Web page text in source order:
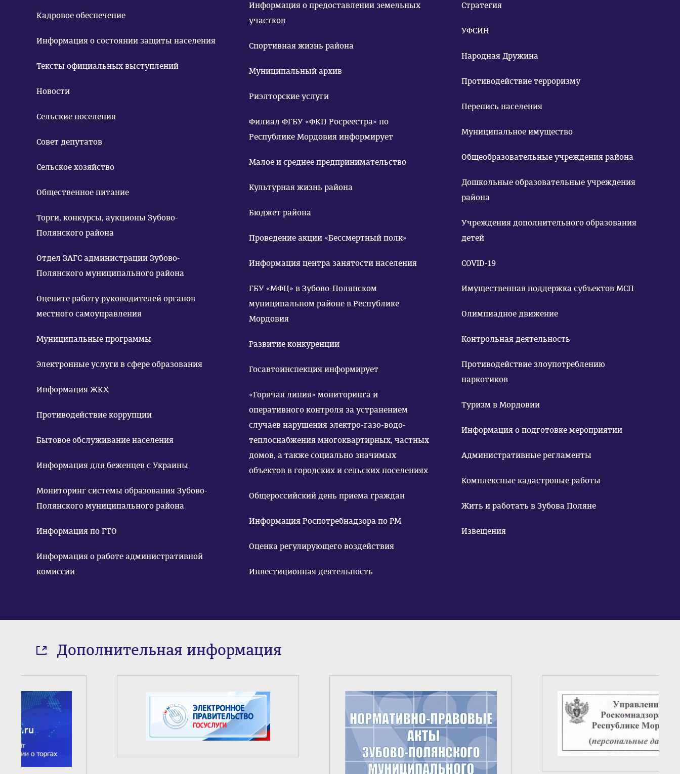
Кадровое обеспечение
Информация о состоянии защиты населения
Тексты официальных выступлений
Новости
Сельские поселения
Совет депутатов
Сельское хозяйство
Общественное питание
Торги, конкурсы, аукционы Зубово-
Полянского района
Отдел ЗАГС администрации Зубово-
Полянского муниципального района
Оцените работу руководителей органов
местного самоуправления
Муниципальные программы
Электронные услуги в сфере образования
Информация ЖКХ
Противодействие коррупции
Бытовое обслуживание населения
Информация для беженцев с Украины
Мониторинг системы образования Зубово-
Полянского муниципального района
Информация по ГТО
Информация о работе административной
комиссии
Информация о предоставлении земельных
участков
Спортивная жизнь района
Муниципальный архив
Риэлторские услуги
Филиал ФГБУ «ФКП Росреестра» по
Республике Мордовия информирует
Малое и среднее предпринимательство
Культурная жизнь района
Бюджет района
Проведение акции «Бессмертный полк»
Информация центра занятости населения
ГБУ «МФЦ» в Зубово-Полянском
муниципальном районе в Республике
Мордовия
Развитие конкуренции
Госавтоинспекция информирует
«Горячая линия» мониторинга и
оперативного контроля за устранением
случаев нарушения электро-газо-водо-
теплоснабжения многоквартирных, частных
домов, а также социально значимых
объектов в городских и сельских поселениях
Общероссийский день приема граждан
Информация Роспотребнадзора по РМ
Оценка регулирующего воздействия
Инвестиционная деятельность
Стратегия
УФСИН
Народная Дружина
Противодействие терроризму
Перепись населения
Муниципальное имущество
Общеобразовательные учреждения района
Дошкольные образовательные учреждения
района
Учреждения дополнительного образования
детей
COVID-19
Имущественная поддержка субъектов МСП
Олимпиадное движение
Контрольная деятельность
Противодействие злоупотреблению
наркотиков
Туризм в Мордовии
Информация о подготовке мероприятии
Административные регламенты
Комплексные кадастровые работы
Жить и работать в Зубова Поляне
Извещения
Дополнительная информация